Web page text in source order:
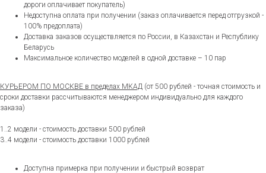
дороги оплачивает покупатель)
Недоступна оплата при получении (заказ оплачивается перед отгрузкой -
100% предоплата)
Доставка заказов осуществляется по России, в Казахстан и Республику
Беларусь
Максимальное количество моделей в одной доставке – 10 пар
КУРЬЕРОМ ПО МОСКВЕ в пределах МКАД (от 500 рублей - точная стоимость и
сроки доставки рассчитываются менеджером индивидуально для каждого
заказа)
1..2 модели - стоимость доставки 500 рублей
3..4 модели - стоимость доставки 1000 рублей
Доступна примерка при получении и быстрый возврат